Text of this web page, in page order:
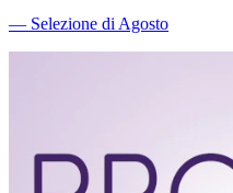
― Selezione di Agosto